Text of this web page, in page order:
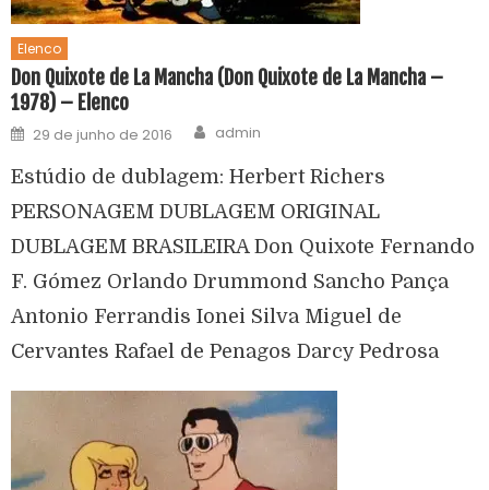
Elenco
Don Quixote de La Mancha (Don Quixote de La Mancha –
1978) – Elenco
29 de junho de 2016 admin
Estúdio de dublagem: Herbert Richers
PERSONAGEM DUBLAGEM ORIGINAL
DUBLAGEM BRASILEIRA Don Quixote Fernando
F. Gómez Orlando Drummond Sancho Pança
Antonio Ferrandis Ionei Silva Miguel de
Cervantes Rafael de Penagos Darcy Pedrosa